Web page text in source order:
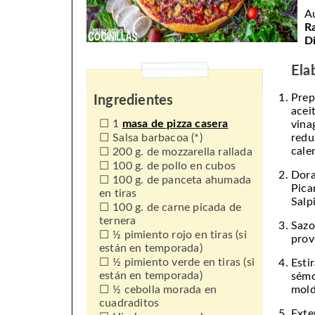
Ingredientes
1 masa de pizza casera
Salsa barbacoa (*)
200 g. de mozzarella rallada
100 g. de pollo en cubos
100 g. de panceta ahumada
en tiras
100 g. de carne picada de
ternera
½ pimiento rojo en tiras (si
están en temporada)
½ pimiento verde en tiras (si
están en temporada)
½ cebolla morada en
cuadraditos